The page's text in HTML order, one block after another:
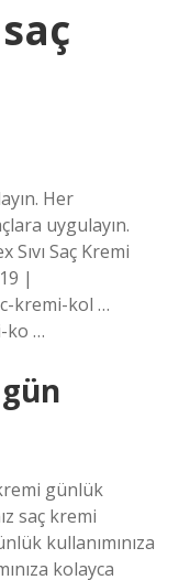
Her
uygulayın.
Saç Kremi
|
kremi-kol …
ko …
günlük
saç kremi
kullanımınıza
kolayca